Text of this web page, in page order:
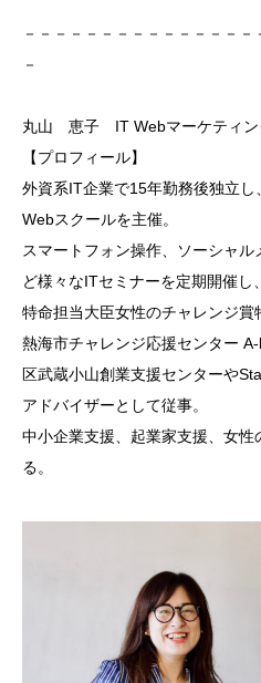
－－－－－－－－－－－－－－－
－
丸山 恵子 IT Webマーケティン
【プロフィール】
外資系IT企業で15年勤務後独立し
Webスクールを主催。
スマートフォン操作、ソーシャ
ど様々なITセミナーを定期開催し
特命担当大臣女性のチャレンジ賞
熱海市チャレンジ応援センター
区武蔵小山創業支援センターや
アドバイザーとして従事。
中小企業支援、起業家支援、女
る。